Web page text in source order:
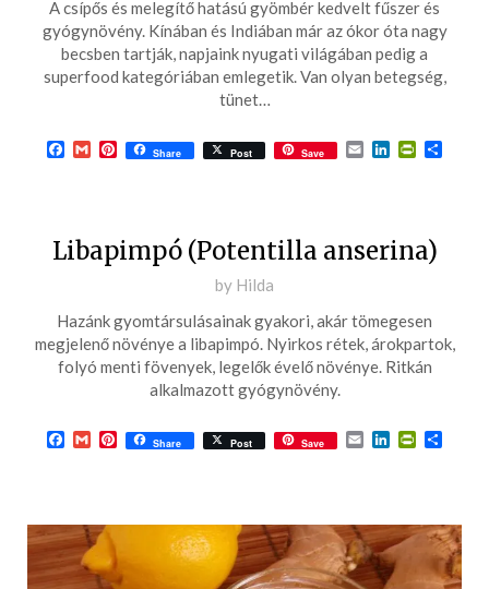
2019-
10-
21
A csípős és melegítő hatású gyömbér kedvelt fűszer és
gyógynövény. Kínában és Indiában már az ókor óta nagy
becsben tartják, napjaink nyugati világában pedig a
superfood kategóriában emlegetik. Van olyan betegség,
tünet…
Facebook
GmailPinterest
Share Post Save EmailLinkedIn
Libapimpó (Potentilla anserina)
Posted
on
2018-
05-
01
by Hilda
Hazánk gyomtársulásainak gyakori, akár tömegesen
megjelenő növénye a libapimpó. Nyirkos rétek, árokpartok,
folyó menti fövenyek, legelők évelő növénye. Ritkán
alkalmazott gyógynövény.
Facebook
GmailPinterest
Share Post Save EmailLinkedIn